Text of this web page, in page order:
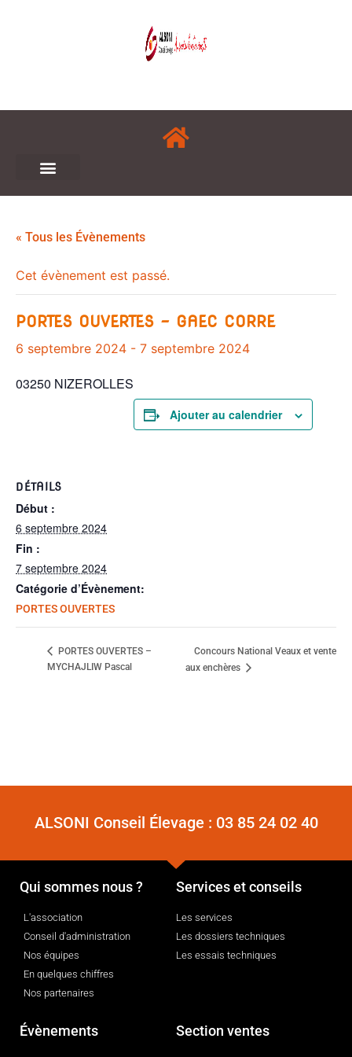
« Tous les Évènements
Cet évènement est passé.
PORTES OUVERTES – GAEC CORRE
6 septembre 2024 - 7 septembre 2024
03250 NIZEROLLES
Ajouter au calendrier
DÉTAILS
Début :
6 septembre 2024
Fin :
7 septembre 2024
Catégorie d’Évènement:
PORTES OUVERTES
PORTES OUVERTES –
MYCHAJLIW Pascal
Concours National Veaux et vente
aux enchères
ALSONI Conseil Élevage : 03 85 24 02 40
Qui sommes nous ?
L'association
Conseil d'administration
Nos équipes
En quelques chiffres
Nos partenaires
Services et conseils
Les services
Les dossiers techniques
Les essais techniques
Évènements Section ventes